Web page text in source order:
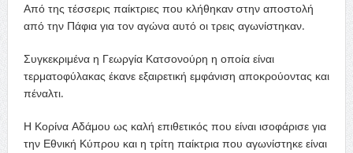
Από της τέσσερις παίκτριες που κλήθηκαν στην αποστολή
από την Πάφια για τον αγώνα αυτό οι τρεις αγωνίστηκαν.
Συγκεκριμένα η Γεωργία Κατσονούρη η οποία είναι
τερματοφύλακας έκανε εξαιρετική εμφάνιση αποκρούοντας και
πέναλτι.
Η Κορίνα Αδάμου ως καλή επιθετικός που είναι ισοφάρισε για
την Εθνική Κύπρου και η τρίτη παίκτρια που αγωνίστηκε είναι